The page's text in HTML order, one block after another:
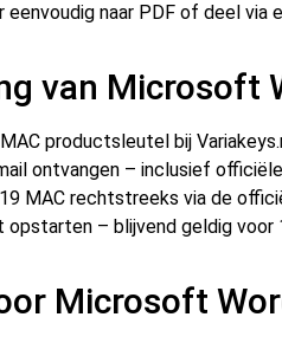
naar PDF of deel via
van Microsoft
productsleutel bij
ontvangen – inclusief
MAC rechtstreeks via de
opstarten – blijvend geldig voor
Microsoft